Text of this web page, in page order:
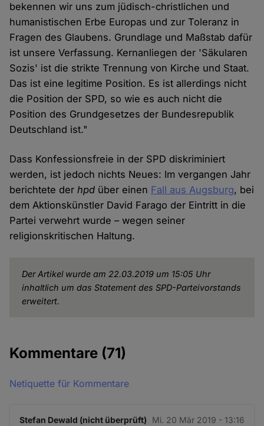
bekennen wir uns zum jüdisch-christlichen und
humanistischen Erbe Europas und zur Toleranz in
Fragen des Glaubens. Grundlage und Maßstab dafür
ist unsere Verfassung. Kernanliegen der 'Säkularen
Sozis' ist die strikte Trennung von Kirche und Staat.
Das ist eine legitime Position. Es ist allerdings nicht
die Position der SPD, so wie es auch nicht die
Position des Grundgesetzes der Bundesrepublik
Deutschland ist."
Dass Konfessionsfreie in der SPD diskriminiert
werden, ist jedoch nichts Neues: Im vergangen Jahr
berichtete derhpd über einen Fall aus Augsburg, bei
dem Aktionskünstler David Farago der Eintritt in die
Partei verwehrt wurde – wegen seiner
religionskritischen Haltung.
Der Artikel wurde am 22.03.2019 um 15:05 Uhr
inhaltlich um das Statement des SPD-Parteivorstands
erweitert.
Kommentare (71)
Netiquette für Kommentare
Stefan Dewald (nicht überprüft) Mi. 20 Mär 2019 - 13:16